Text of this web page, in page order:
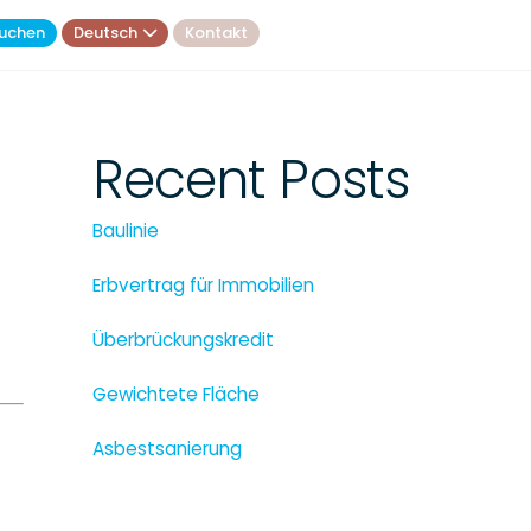
Deutsch Kontakt
Recent Posts
Baulinie
Erbvertrag für Immobilien
Überbrückungskredit
Gewichtete Fläche
Asbestsanierung